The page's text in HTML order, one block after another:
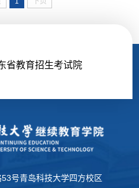
省教育招生考试院
号青岛科技大学四方校区